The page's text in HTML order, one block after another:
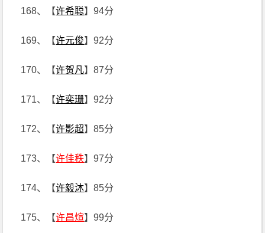
168、【许希聪】94分
169、【许元俊】92分
170、【许贺凡】87分
171、【许奕珊】92分
172、【许影超】85分
173、【许佳秩】97分
174、【许毅沐】85分
175、【许昌煊】99分